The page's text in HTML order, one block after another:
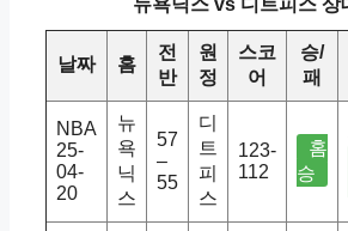
뉴욕닉스 vs 디트피스 상
날짜 홈
전
반
원
정
스코
어
승/
패
NBA
25-
04-
20
뉴
욕
닉
스
57
–
55
디
트
피
스
123-
112
홈
승